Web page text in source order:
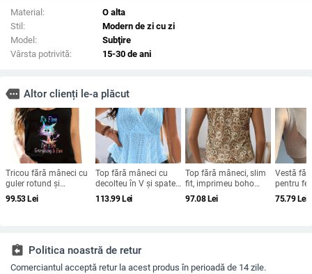
Material:
O alta
Stil:
Modern de zi cu zi
Model:
Subţire
Vârsta potrivită:
15-30 de ani
more Altor clienți le-a plăcut
Tricou fără mâneci cu
guler rotund și
imprimeu | Oka Basha
PL713 | Poliester,
99.53Lei
Top fără mâneci cu
decolteu în V și spate
decupat, cu dantelă și
halter (Material:
duble; Elasticitate:
ușor)
113.99Lei
Top fără mâneci, slim
fit, imprimeu boho
etnic, poliester, vară
2025
97.08Lei
Vestă
pentru
- croială
poliester,
75.79Lei
assignment_return Politica noastră de retur
Comerciantul acceptă retur la acest produs în perioadă de 14 zile.